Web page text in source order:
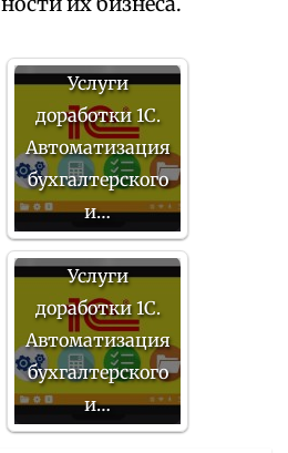
Услуги
доработки 1С.
Автоматизация
бухгалтерского
и…
Услуги
доработки 1С.
Автоматизация
бухгалтерского
и…